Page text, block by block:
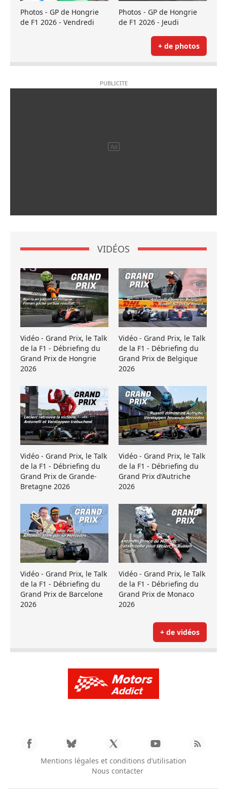
Photos - GP de Hongrie
de F1 2026 - Vendredi
Photos - GP de Hongrie
de F1 2026 - Jeudi
+ de photos
VIDÉOS
Vidéo - Grand Prix, le Talk
de la F1 - Débriefing du
Grand Prix de Hongrie
2026
Vidéo - Grand Prix, le Talk
de la F1 - Débriefing du
Grand Prix de Belgique
2026
Vidéo - Grand Prix, le Talk
de la F1 - Débriefing du
Grand Prix de Grande-
Bretagne 2026
Vidéo - Grand Prix, le Talk
de la F1 - Débriefing du
Grand Prix d’Autriche
2026
Vidéo - Grand Prix, le Talk
de la F1 - Débriefing du
Grand Prix de Barcelone
2026
Vidéo - Grand Prix, le Talk
de la F1 - Débriefing du
Grand Prix de Monaco
2026
+ de vidéos
Mentions légales et conditions d’utilisation
Nous contacter